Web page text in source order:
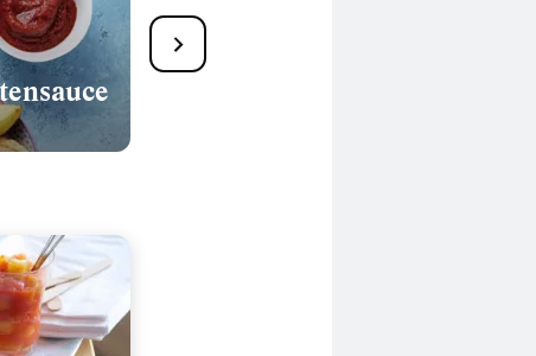
Wildcurrywurst mit
Pommes und Dip